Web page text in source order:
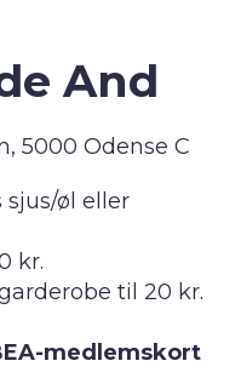
And
5000 Odense C
sjus/øl eller
kr.
til 20 kr.
medlemskort